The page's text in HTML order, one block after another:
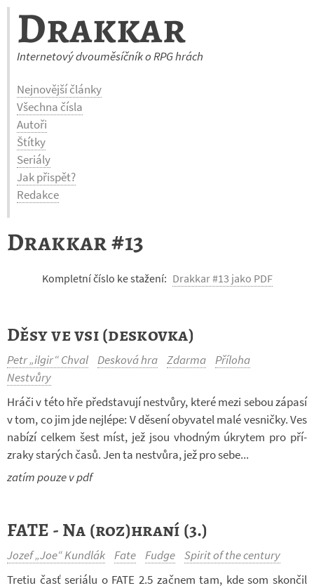
Drakkar
Internetový dvouměsíčník o RPG hrách
Nejnovější články
Všechna čísla
Autoři
Štítky
Seriály
Jak přispět?
Redakce
Drakkar #13
Kompletní číslo ke stažení: Drakkar #13 jako PDF
Děsy ve vsi (deskovka)
Petr „ilgir“ Chval Desková hra Zdarma Příloha
Nestvůry
Hráči v této hře před­sta­vují ne­stvůry, které mezi sebou zá­pasí
v tom, co jim jde nej­lépe: V dě­sení oby­va­tel malé ves­ničky. Ves
na­bízí cel­kem šest míst, jež jsou vhod­ným úkry­tem pro pří­
zraky sta­rých časů. Jen ta ne­stvůra, jež pro sebe...
zatím pouze v pdf
FATE - Na (roz)hraní (3.)
Jozef „Joe“ Kundlák Fate Fudge Spirit of the century
Tretiu časť se­ri­álu o FATE 2.5 za­čnem tam, kde som skon­čil